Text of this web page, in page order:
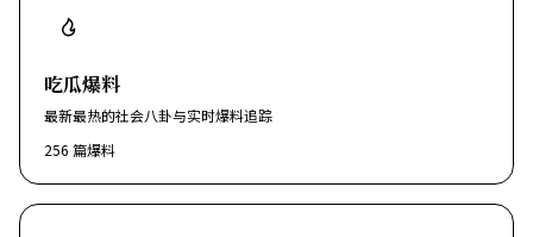
吃瓜爆料
最新最热的社会八卦与实时爆料追踪
256 篇爆料